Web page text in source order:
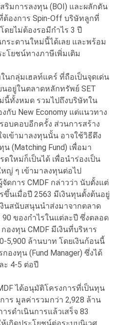
ริมการลงทุน (BOI) และผลักดัน
องการ Spin-Off บริษัทลูกที่
ดยไม่ต้องรอมีกำไร 3 ปี
ระดานใหม่นี้ได้เลย และพร้อม
โยชน์ทางภาษีเพิ่มเติม
นกลุ่มเฮลท์แคร์ ที่ถือเป็นจุดเด่น
นอยู่ในตลาดหลักทรัพย์ SET
นี้ทั้งหมด รวมไปถึงบริษัทใน
กับ New Economy แต่แนวทาง
อบคอบอีกครั้ง ส่วนการสร้าง
เข้ามาลงทุนนั้น อาจใช้วิธีดึง
(Matching Fund) เพื่อมา
ใหม่ก็เป็นได้ เพื่อนำร่องเป็น
ญ่ ๆ เข้ามาลงทุนต่อไป
ดการ CMDF กล่าวว่า นับตั้งแต่
ขึ้นเมื่อปี 2563 มีเงินทุนตั้งต้นอยู่
นสนับสนุนนำส่งมาจากตลาด
ของกำไรในแต่ละปี ซึ่งตลอด
องทุน CMDF มีเงินที่บริหาร
5,900 ล้านบาท โดยเงินก้อนนี้
องทุน (Fund Manager) ซึ่งได้
4-5 ต่อปี
ได้อนุมัติโครงการที่เป็นทุน
ร มูลค่ารวมกว่า 2,928 ล้าน
รดำเนินการแล้วเสร็จ 83